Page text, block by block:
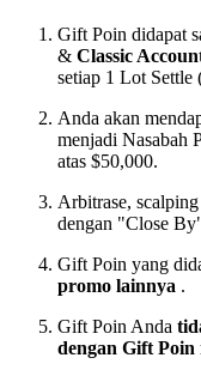
Gift Poin didapat
& Classic
setiap 1 Lot Settle
Anda akan
menjadi Nasabah
atas $50,000.
Arbitrase, scalping
dengan "Close
Gift Poin yang
promo lainnya .
Gift Poin Anda
dengan Gift